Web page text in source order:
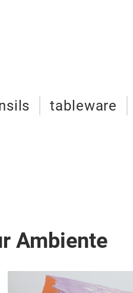
tableware
Ambiente